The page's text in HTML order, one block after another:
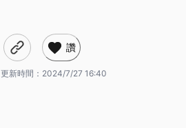
讚
更新時間： 2024/7/27 16:40